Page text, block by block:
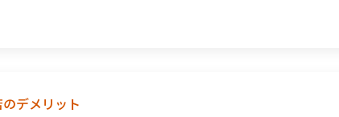
デメリット